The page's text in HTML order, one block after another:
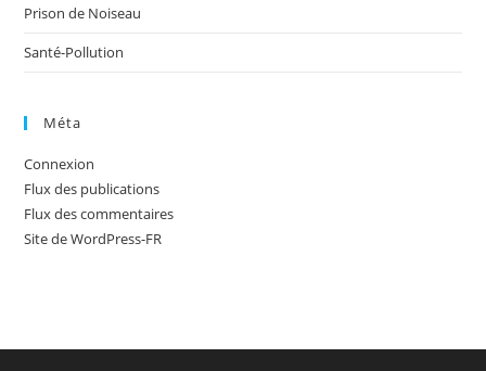
Prison de Noiseau
Santé-Pollution
Méta
Connexion
Flux des publications
Flux des commentaires
Site de WordPress-FR